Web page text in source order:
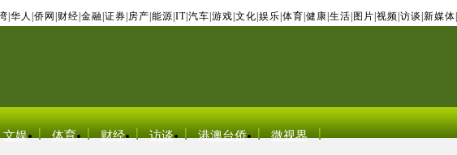
华人 侨网 财经 金融 证券 房产 能源 IT| 汽车 游戏 文化 娱乐 体育 健康 生活 图片 视频 访谈 新媒体
文娱 体育 财经 访谈 港澳台侨 微视界